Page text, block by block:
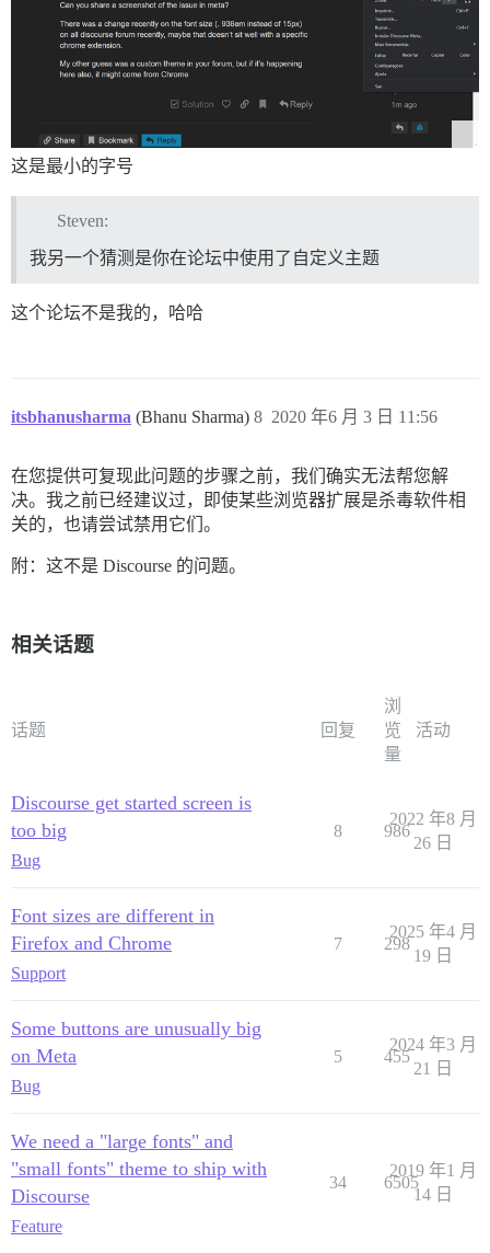
这是最小的字号
Steven:
我另一个猜测是你在论坛中使用了自定义主题
这个论坛不是我的，哈哈
itsbhanusharma (Bhanu Sharma) 2020 年6 月 3 日 11:56
8
在您提供可复现此问题的步骤之前，我们确实无法帮您解
决。我之前已经建议过，即使某些浏览器扩展是杀毒软件相
关的，也请尝试禁用它们。
附：这不是 Discourse 的问题。
相关话题
话题 回复
浏
览
量
活动
Discourse get started screen is
too big
Bug
8 986
2022 年8 月
26 日
Font sizes are different in
Firefox and Chrome
Support
7 298
2025 年4 月
19 日
Some buttons are unusually big
on Meta
Bug
5 455
2024 年3 月
21 日
We need a "large fonts" and
"small fonts" theme to ship with
Discourse
Feature
34 6505
2019 年1 月
14 日